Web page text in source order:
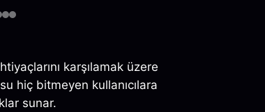
karşılamak üzere
hiç bitmeyen kullanıcılara
sunar.